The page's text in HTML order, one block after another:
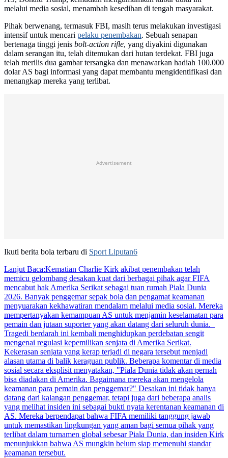
melalui media sosial, menambah kesedihan di tengah masyarakat.
Pihak berwenang, termasuk FBI, masih terus melakukan investigasi
intensif untuk mencari pelaku penembakan. Sebuah senapan
bertenaga tinggi jenis bolt-action rifle, yang diyakini digunakan
dalam serangan itu, telah ditemukan dari hutan terdekat. FBI juga
telah merilis dua gambar tersangka dan menawarkan hadiah 100.000
dolar AS bagi informasi yang dapat membantu mengidentifikasi dan
menangkap mereka yang terlibat.
Advertisement
Ikuti berita bola terbaru di Sport Liputan6
Lanjut Baca:Kematian Charlie Kirk akibat penembakan telah
memicu gelombang desakan kuat dari berbagai pihak agar FIFA
mencabut hak Amerika Serikat sebagai tuan rumah Piala Dunia
2026. Banyak penggemar sepak bola dan pengamat keamanan
menyuarakan kekhawatiran mendalam melalui media sosial. Mereka
mempertanyakan kemampuan AS untuk menjamin keselamatan para
pemain dan jutaan suporter yang akan datang dari seluruh dunia.
Tragedi berdarah ini kembali menghidupkan perdebatan sengit
mengenai regulasi kepemilikan senjata di Amerika Serikat.
Kekerasan senjata yang kerap terjadi di negara tersebut menjadi
alasan utama di balik keraguan publik. Beberapa komentar di media
sosial secara eksplisit menyatakan, "Piala Dunia tidak akan pernah
bisa diadakan di Amerika. Bagaimana mereka akan mengelola
keamanan para pemain dan penggemar?" Desakan ini tidak hanya
datang dari kalangan penggemar, tetapi juga dari beberapa analis
yang melihat insiden ini sebagai bukti nyata kerentanan keamanan di
AS. Mereka berpendapat bahwa FIFA memiliki tanggung jawab
untuk memastikan lingkungan yang aman bagi semua pihak yang
terlibat dalam turnamen global sebesar Piala Dunia, dan insiden Kirk
menunjukkan bahwa AS mungkin belum siap memenuhi standar
keamanan tersebut.